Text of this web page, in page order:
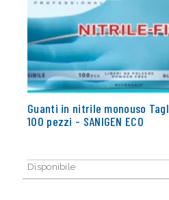
Guanti in nitrile monouso
100 pezzi - SANIGEN ECO
Disponibile